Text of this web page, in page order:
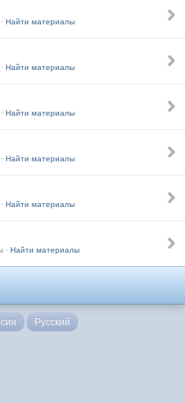
Найти материалы
Найти материалы
Найти материалы
Найти материалы
Найти материалы
· Найти материалы
Русский